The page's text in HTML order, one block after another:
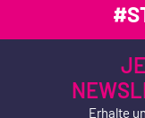
Erhalte